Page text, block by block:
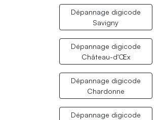
Dépannage digicode
Savigny
Dépannage digicode
Château-d'Œx
Dépannage digicode
Chardonne
Dépannage digicode